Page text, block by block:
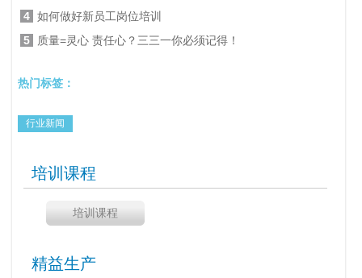
4 如何做好新员工岗位培训
5
质量=灵心 责任心？三三一你必须记得！
热门标签：
行业新闻
培训课程
培训课程
精益生产